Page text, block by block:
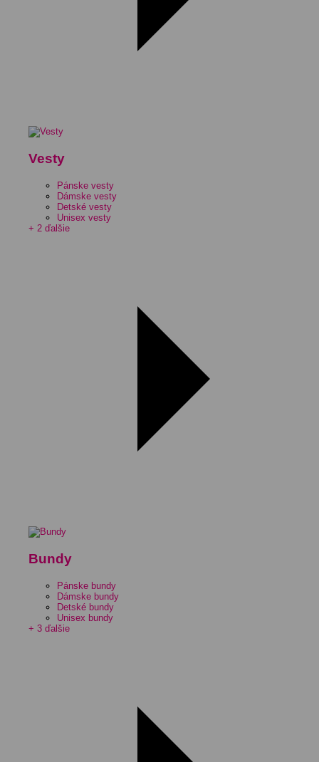
Vesty
Pánske vesty
Dámske vesty
Detské vesty
Unisex vesty
+ 2 ďalšie
Bundy
Pánske bundy
Dámske bundy
Detské bundy
Unisex bundy
+ 3 ďalšie